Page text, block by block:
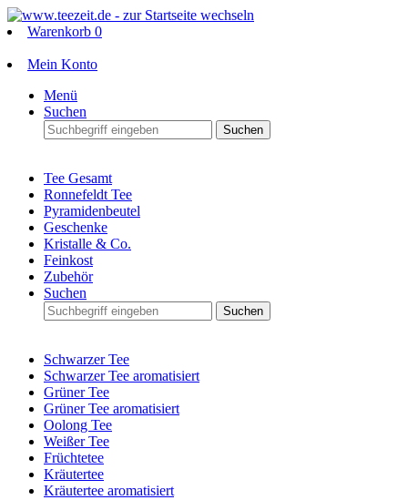
Warenkorb 0
Mein Konto
Menü
Suchen
Suchen
Tee Gesamt
Ronnefeldt Tee
Pyramidenbeutel
Geschenke
Kristalle & Co.
Feinkost
Zubehör
Suchen
Suchen
Schwarzer Tee
Schwarzer Tee aromatisiert
Grüner Tee
Grüner Tee aromatisiert
Oolong Tee
Weißer Tee
Früchtetee
Kräutertee
Kräutertee aromatisiert